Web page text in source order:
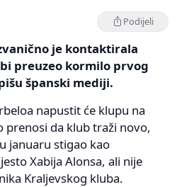
Podijeli
je kontaktirala
preuzeo kormilo prvog
španski mediji.
napustit će klupu na
prenosi da klub traži novo,
januaru stigao kao
Xabija Alonsa, ali nije
Kraljevskog kluba.